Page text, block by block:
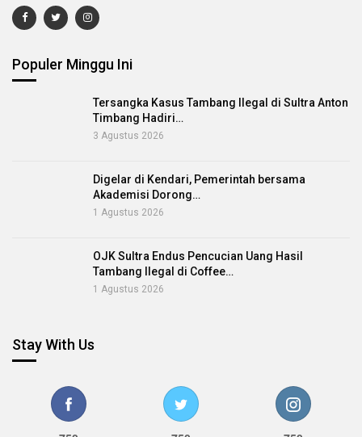
Populer Minggu Ini
Tersangka Kasus Tambang Ilegal di Sultra Anton
Timbang Hadiri…
3 Agustus 2026
Digelar di Kendari, Pemerintah bersama
Akademisi Dorong…
1 Agustus 2026
OJK Sultra Endus Pencucian Uang Hasil
Tambang Ilegal di Coffee…
1 Agustus 2026
Stay With Us